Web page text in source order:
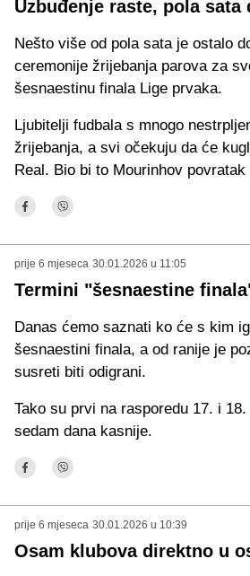
Uzbuđenje raste, pola sata
Nešto više od pola sata je ostalo
ceremonije žrijebanja parova za
šesnaestinu finala Lige prvaka.
Ljubitelji fudbala s mnogo
žrijebanja, a svi očekuju da će
Real. Bio bi to Mourinhov povratak
prije 6 mjeseca 30.01.2026 u 11:05
Termini "šesnaestine
Danas ćemo saznati ko će s kim
šesnaestini finala, a od ranije je
susreti biti odigrani.
Tako su prvi na rasporedu 17. i
sedam dana kasnije.
prije 6 mjeseca 30.01.2026 u 10:39
Osam klubova direktno u